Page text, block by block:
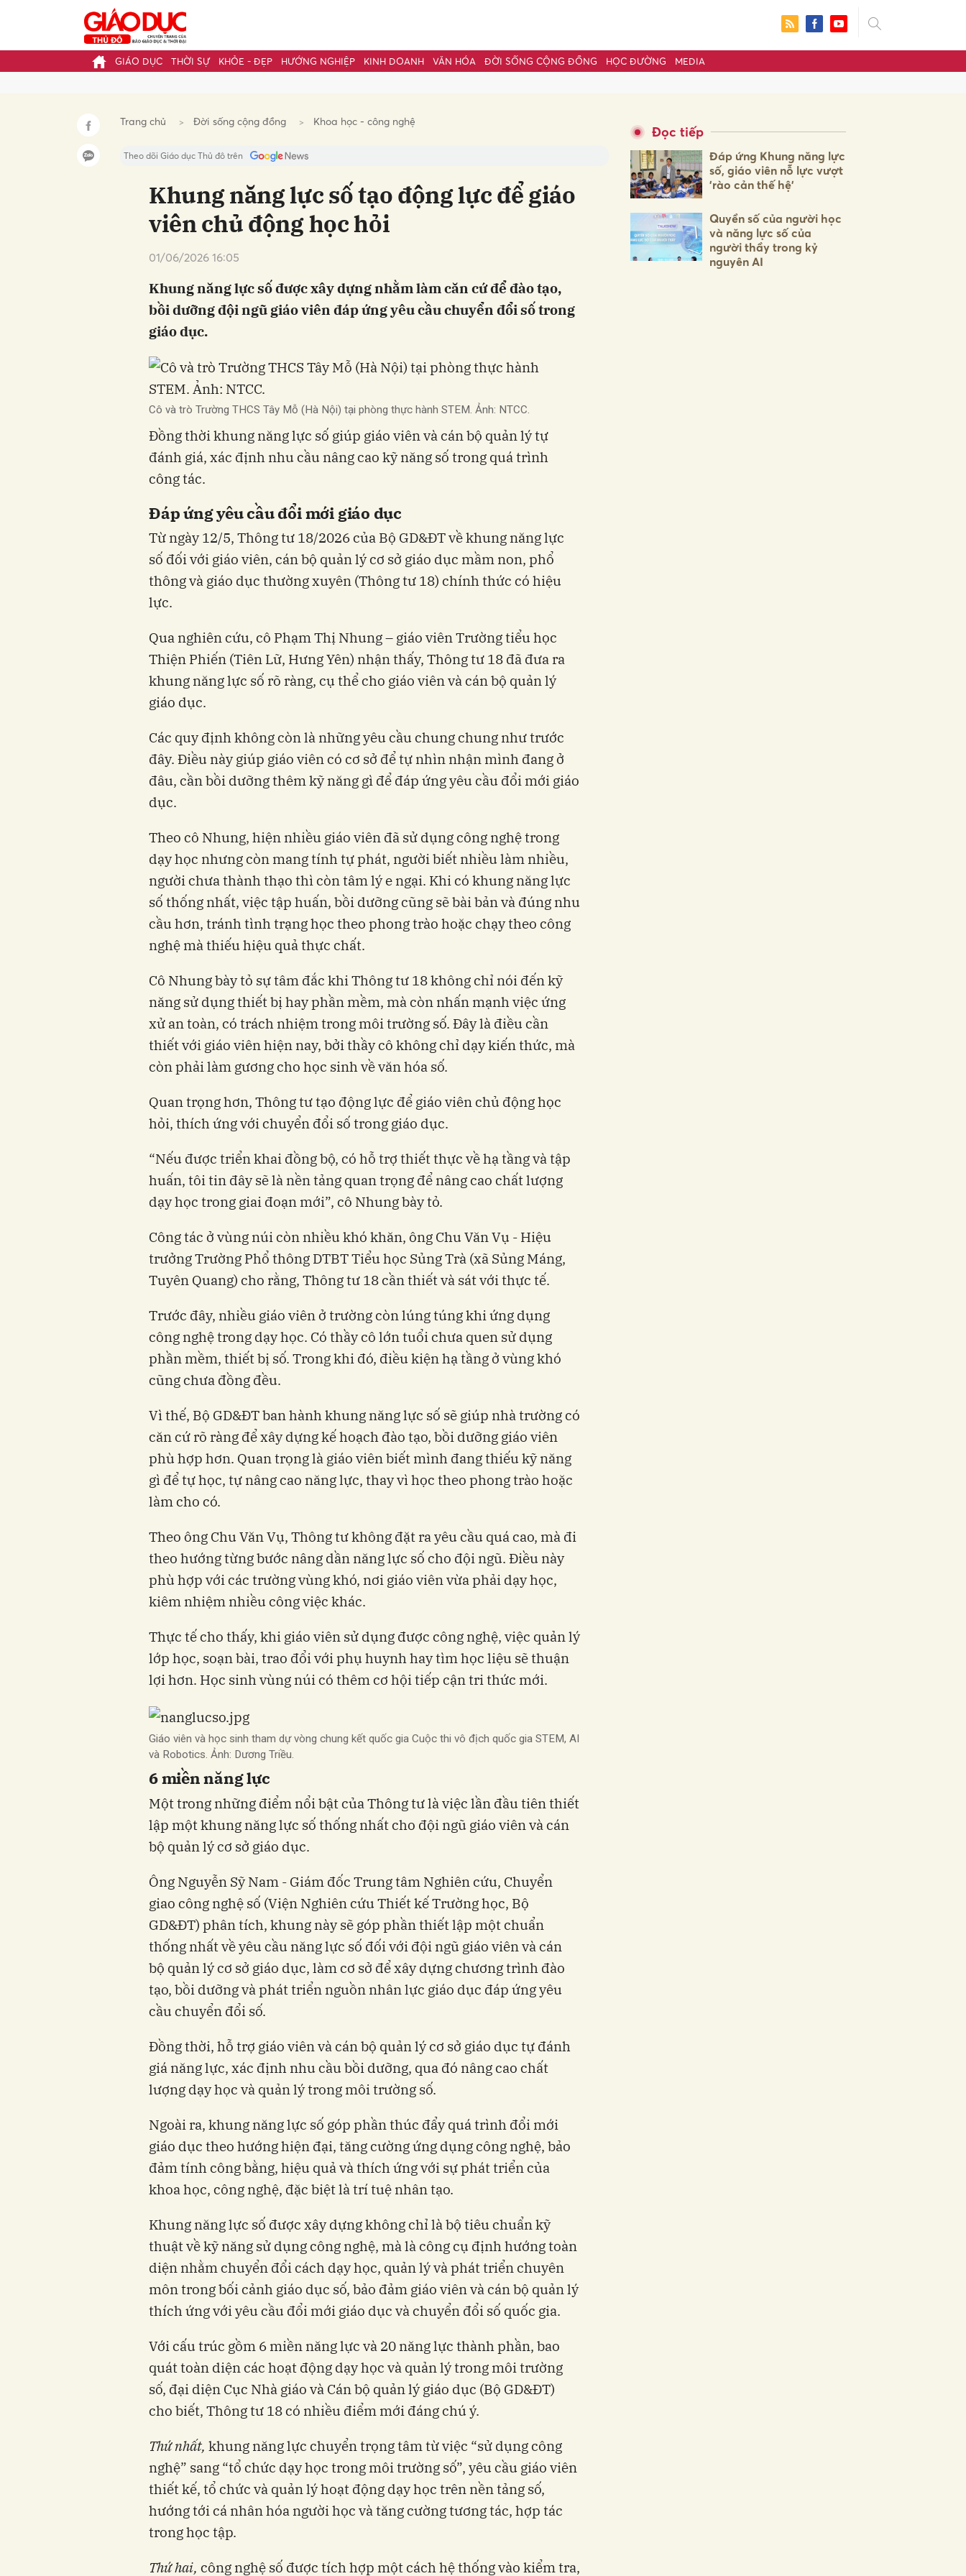
GIÁO DỤC THỜI SỰ KHỎE - ĐẸP HƯỚNG NGHIỆP KINH DOANH VĂN HÓA ĐỜI SỐNG CỘNG ĐỒNG HỌC ĐƯỜNG MEDIA
Trang chủ Đời sống cộng đồng Khoa học - công nghệ
Theo dõi Giáo dục Thủ đô trên
Khung năng lực số tạo động lực để giáo
viên chủ động học hỏi
01/06/2026 16:05
Khung năng lực số được xây dựng nhằm làm căn cứ để đào tạo,
bồi dưỡng đội ngũ giáo viên đáp ứng yêu cầu chuyển đổi số trong
giáo dục.
Cô và trò Trường THCS Tây Mỗ (Hà Nội) tại phòng thực hành STEM. Ảnh: NTCC.
Đồng thời khung năng lực số giúp giáo viên và cán bộ quản lý tự
đánh giá, xác định nhu cầu nâng cao kỹ năng số trong quá trình
công tác.
Đáp ứng yêu cầu đổi mới giáo dục
Từ ngày 12/5, Thông tư 18/2026 của Bộ GD&ĐT về khung năng lực
số đối với giáo viên, cán bộ quản lý cơ sở giáo dục mầm non, phổ
thông và giáo dục thường xuyên (Thông tư 18) chính thức có hiệu
lực.
Qua nghiên cứu, cô Phạm Thị Nhung – giáo viên Trường tiểu học
Thiện Phiến (Tiên Lữ, Hưng Yên) nhận thấy, Thông tư 18 đã đưa ra
khung năng lực số rõ ràng, cụ thể cho giáo viên và cán bộ quản lý
giáo dục.
Các quy định không còn là những yêu cầu chung chung như trước
đây. Điều này giúp giáo viên có cơ sở để tự nhìn nhận mình đang ở
đâu, cần bồi dưỡng thêm kỹ năng gì để đáp ứng yêu cầu đổi mới giáo
dục.
Theo cô Nhung, hiện nhiều giáo viên đã sử dụng công nghệ trong
dạy học nhưng còn mang tính tự phát, người biết nhiều làm nhiều,
người chưa thành thạo thì còn tâm lý e ngại. Khi có khung năng lực
số thống nhất, việc tập huấn, bồi dưỡng cũng sẽ bài bản và đúng nhu
cầu hơn, tránh tình trạng học theo phong trào hoặc chạy theo công
nghệ mà thiếu hiệu quả thực chất.
Cô Nhung bày tỏ sự tâm đắc khi Thông tư 18 không chỉ nói đến kỹ
năng sử dụng thiết bị hay phần mềm, mà còn nhấn mạnh việc ứng
xử an toàn, có trách nhiệm trong môi trường số. Đây là điều cần
thiết với giáo viên hiện nay, bởi thầy cô không chỉ dạy kiến thức, mà
còn phải làm gương cho học sinh về văn hóa số.
Quan trọng hơn, Thông tư tạo động lực để giáo viên chủ động học
hỏi, thích ứng với chuyển đổi số trong giáo dục.
“Nếu được triển khai đồng bộ, có hỗ trợ thiết thực về hạ tầng và tập
huấn, tôi tin đây sẽ là nền tảng quan trọng để nâng cao chất lượng
dạy học trong giai đoạn mới”, cô Nhung bày tỏ.
Công tác ở vùng núi còn nhiều khó khăn, ông Chu Văn Vụ - Hiệu
trưởng Trường Phổ thông DTBT Tiểu học Sủng Trà (xã Sủng Máng,
Tuyên Quang) cho rằng, Thông tư 18 cần thiết và sát với thực tế.
Trước đây, nhiều giáo viên ở trường còn lúng túng khi ứng dụng
công nghệ trong dạy học. Có thầy cô lớn tuổi chưa quen sử dụng
phần mềm, thiết bị số. Trong khi đó, điều kiện hạ tầng ở vùng khó
cũng chưa đồng đều.
Vì thế, Bộ GD&ĐT ban hành khung năng lực số sẽ giúp nhà trường có
căn cứ rõ ràng để xây dựng kế hoạch đào tạo, bồi dưỡng giáo viên
phù hợp hơn. Quan trọng là giáo viên biết mình đang thiếu kỹ năng
gì để tự học, tự nâng cao năng lực, thay vì học theo phong trào hoặc
làm cho có.
Theo ông Chu Văn Vụ, Thông tư không đặt ra yêu cầu quá cao, mà đi
theo hướng từng bước nâng dần năng lực số cho đội ngũ. Điều này
phù hợp với các trường vùng khó, nơi giáo viên vừa phải dạy học,
kiêm nhiệm nhiều công việc khác.
Thực tế cho thấy, khi giáo viên sử dụng được công nghệ, việc quản lý
lớp học, soạn bài, trao đổi với phụ huynh hay tìm học liệu sẽ thuận
lợi hơn. Học sinh vùng núi có thêm cơ hội tiếp cận tri thức mới.
Giáo viên và học sinh tham dự vòng chung kết quốc gia Cuộc thi vô địch quốc gia STEM, AI
và Robotics. Ảnh: Dương Triều.
6 miền năng lực
Một trong những điểm nổi bật của Thông tư là việc lần đầu tiên thiết
lập một khung năng lực số thống nhất cho đội ngũ giáo viên và cán
bộ quản lý cơ sở giáo dục.
Ông Nguyễn Sỹ Nam - Giám đốc Trung tâm Nghiên cứu, Chuyển
giao công nghệ số (Viện Nghiên cứu Thiết kế Trường học, Bộ
GD&ĐT) phân tích, khung này sẽ góp phần thiết lập một chuẩn
thống nhất về yêu cầu năng lực số đối với đội ngũ giáo viên và cán
bộ quản lý cơ sở giáo dục, làm cơ sở để xây dựng chương trình đào
tạo, bồi dưỡng và phát triển nguồn nhân lực giáo dục đáp ứng yêu
cầu chuyển đổi số.
Đồng thời, hỗ trợ giáo viên và cán bộ quản lý cơ sở giáo dục tự đánh
giá năng lực, xác định nhu cầu bồi dưỡng, qua đó nâng cao chất
lượng dạy học và quản lý trong môi trường số.
Ngoài ra, khung năng lực số góp phần thúc đẩy quá trình đổi mới
giáo dục theo hướng hiện đại, tăng cường ứng dụng công nghệ, bảo
đảm tính công bằng, hiệu quả và thích ứng với sự phát triển của
khoa học, công nghệ, đặc biệt là trí tuệ nhân tạo.
Khung năng lực số được xây dựng không chỉ là bộ tiêu chuẩn kỹ
thuật về kỹ năng sử dụng công nghệ, mà là công cụ định hướng toàn
diện nhằm chuyển đổi cách dạy học, quản lý và phát triển chuyên
môn trong bối cảnh giáo dục số, bảo đảm giáo viên và cán bộ quản lý
thích ứng với yêu cầu đổi mới giáo dục và chuyển đổi số quốc gia.
Với cấu trúc gồm 6 miền năng lực và 20 năng lực thành phần, bao
quát toàn diện các hoạt động dạy học và quản lý trong môi trường
số, đại diện Cục Nhà giáo và Cán bộ quản lý giáo dục (Bộ GD&ĐT)
cho biết, Thông tư 18 có nhiều điểm mới đáng chú ý.
Thứ nhất, khung năng lực chuyển trọng tâm từ việc “sử dụng công
nghệ” sang “tổ chức dạy học trong môi trường số”, yêu cầu giáo viên
thiết kế, tổ chức và quản lý hoạt động dạy học trên nền tảng số,
hướng tới cá nhân hóa người học và tăng cường tương tác, hợp tác
trong học tập.
Thứ hai, công nghệ số được tích hợp một cách hệ thống vào kiểm tra,
Đọc tiếp
Đáp ứng Khung năng lực
số, giáo viên nỗ lực vượt
'rào cản thế hệ'
Quyền số của người học
và năng lực số của
người thầy trong kỷ
nguyên AI
Gửi bình luận